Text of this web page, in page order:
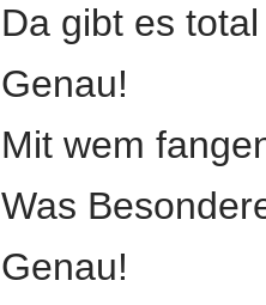
Da gibt es
Genau!
Mit wem
Was
Genau!